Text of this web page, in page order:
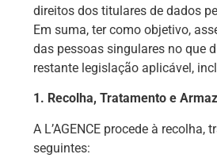
direitos dos titulares de dados
Em suma, ter como objetivo,
das pessoas singulares no que
restante legislação aplicável,
1. Recolha, Tratamento e
A L’AGENCE procede à
seguintes: